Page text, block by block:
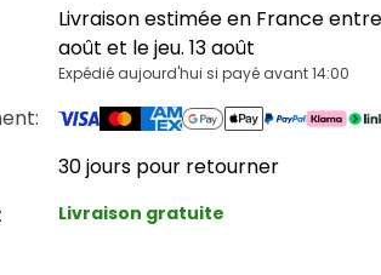
Livraison estimée en France entre
août et le jeu. 13 août
Expédié aujourd'hui si payé avant 14:00
:
30 jours pour retourner
: Livraison gratuite